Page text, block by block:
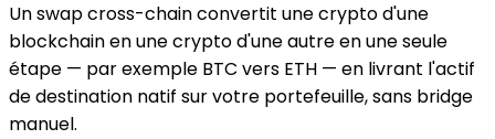
Un swap cross-chain convertit une crypto d'une
blockchain en une crypto d'une autre en une seule
étape — par exemple BTC vers ETH — en livrant l'actif
de destination natif sur votre portefeuille, sans bridge
manuel.